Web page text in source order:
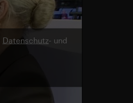
Datenschutz- und